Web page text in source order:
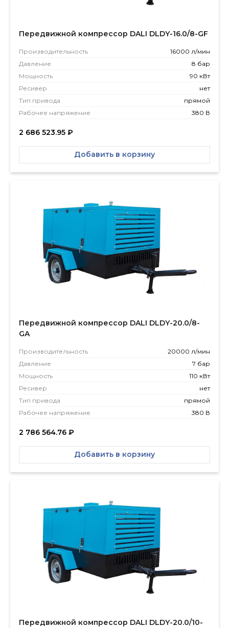
Передвижной компрессор DALI DLDY-16.0/8-GF
Производитель­ность
16000 л/мин
Давление
8 бар
Мощность
90 кВт
Ресивер
нет
Тип привода
прямой
Рабочее напряжение
380 В
2 686 523.95 ₽
Добавить в корзину
Передвижной компрессор DALI DLDY-20.0/8-
GA
Производитель­ность
20000 л/мин
Давление
7 бар
Мощность
110 кВт
Ресивер
нет
Тип привода
прямой
Рабочее напряжение
380 В
2 786 564.76 ₽
Добавить в корзину
Передвижной компрессор DALI DLDY-20.0/10-